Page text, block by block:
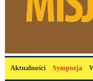
Menu główne
Aktualności Sympozja